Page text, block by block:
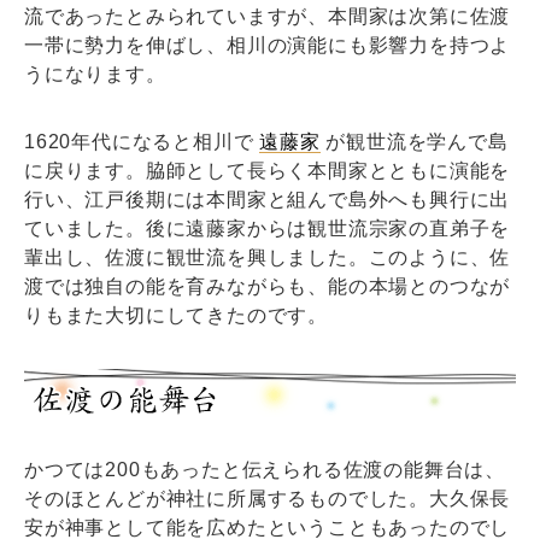
流であったとみられていますが、本間家は次第に佐渡
一帯に勢力を伸ばし、相川の演能にも影響力を持つよ
うになります。
1620年代になると相川で遠藤家 が観世流を学んで島
に戻ります。脇師として長らく本間家とともに演能を
行い、江戸後期には本間家と組んで島外へも興行に出
ていました。後に遠藤家からは観世流宗家の直弟子を
輩出し、佐渡に観世流を興しました。このように、佐
渡では独自の能を育みながらも、能の本場とのつなが
りもまた大切にしてきたのです。
かつては200もあったと伝えられる佐渡の能舞台は、
そのほとんどが神社に所属するものでした。大久保長
安が神事として能を広めたということもあったのでし